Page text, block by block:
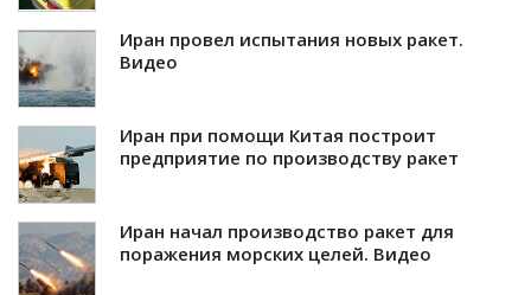
Иран провел испытания новых ракет.
Видео
Иран при помощи Китая построит
предприятие по производству ракет
Иран начал производство ракет для
поражения морских целей. Видео